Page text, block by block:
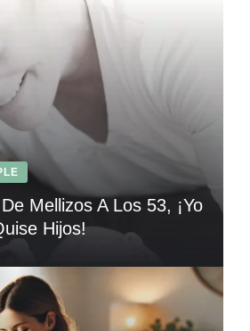
Mellizos A Los 53, ¡Yo
Hijos!